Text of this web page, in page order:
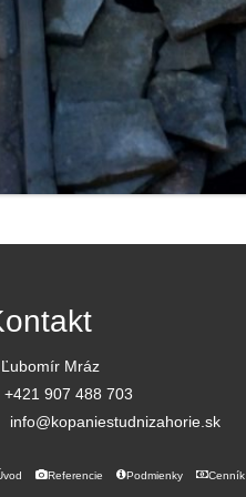
Ľubomír Mráz
+421 907 488 703
info@kopaniestudnizahorie.sk
Referencie Podmienky Cenník